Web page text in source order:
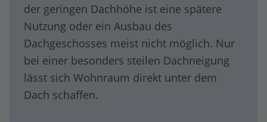
der geringen Dachhöhe ist eine spätere
Nutzung oder ein Ausbau des
Dachgeschosses meist nicht möglich. Nur
bei einer besonders steilen Dachneigung
lässt sich Wohnraum direkt unter dem
Dach schaffen.